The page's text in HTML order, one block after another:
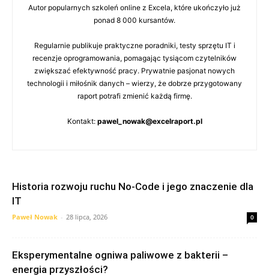
Autor popularnych szkoleń online z Excela, które ukończyło już
ponad 8 000 kursantów.
Regularnie publikuje praktyczne poradniki, testy sprzętu IT i
recenzje oprogramowania, pomagając tysiącom czytelników
zwiększać efektywność pracy. Prywatnie pasjonat nowych
technologii i miłośnik danych – wierzy, że dobrze przygotowany
raport potrafi zmienić każdą firmę.
Kontakt: pawel_nowak@excelraport.pl
Historia rozwoju ruchu No-Code i jego znaczenie dla
IT
Paweł Nowak - 28 lipca, 2026 0
Eksperymentalne ogniwa paliwowe z bakterii –
energia przyszłości?